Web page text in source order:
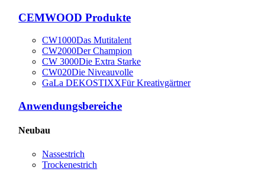
CEMWOOD Produkte
CW1000Das Mutitalent
CW2000Der Champion
CW 3000Die Extra Starke
CW020Die Niveauvolle
GaLa DEKOSTIXXFür Kreativgärtner
Anwendungsbereiche
Neubau
Nassestrich
Trockenestrich